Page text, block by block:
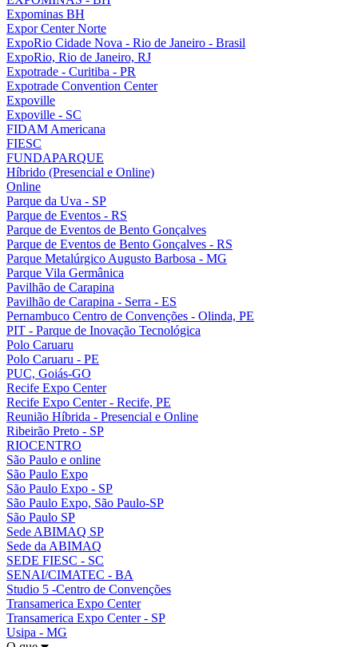
Expominas BH
Expor Center Norte
ExpoRio Cidade Nova - Rio de Janeiro - Brasil
ExpoRio, Rio de Janeiro, RJ
Expotrade - Curitiba - PR
Expotrade Convention Center
Expoville
Expoville - SC
FIDAM Americana
FIESC
FUNDAPARQUE
Híbrido (Presencial e Online)
Online
Parque da Uva - SP
Parque de Eventos - RS
Parque de Eventos de Bento Gonçalves
Parque de Eventos de Bento Gonçalves - RS
Parque Metalúrgico Augusto Barbosa - MG
Parque Vila Germânica
Pavilhão de Carapina
Pavilhão de Carapina - Serra - ES
Pernambuco Centro de Convenções - Olinda, PE
PIT - Parque de Inovação Tecnológica
Polo Caruaru
Polo Caruaru - PE
PUC, Goiás-GO
Recife Expo Center
Recife Expo Center - Recife, PE
Reunião Híbrida - Presencial e Online
Ribeirão Preto - SP
RIOCENTRO
São Paulo e online
São Paulo Expo
São Paulo Expo - SP
São Paulo Expo, São Paulo-SP
São Paulo SP
Sede ABIMAQ SP
Sede da ABIMAQ
SEDE FIESC - SC
SENAI/CIMATEC - BA
Studio 5 -Centro de Convenções
Transamerica Expo Center
Transamerica Expo Center - SP
Usipa - MG